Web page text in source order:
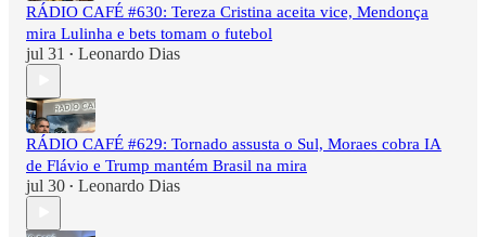
RÁDIO CAFÉ #630: Tereza Cristina aceita vice, Mendonça
mira Lulinha e bets tomam o futebol
jul 31 • Leonardo Dias
RÁDIO CAFÉ #629: Tornado assusta o Sul, Moraes cobra IA
de Flávio e Trump mantém Brasil na mira
jul 30 • Leonardo Dias